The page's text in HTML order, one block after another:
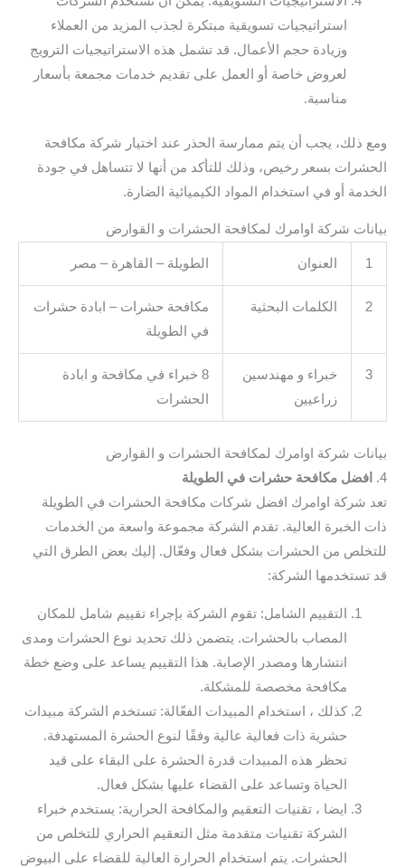
استراتيجيات تسويقية مبتكرة لجذب المزيد من العملاء
وزيادة حجم الأعمال. قد تشمل هذه الاستراتيجيات الترويج
لعروض خاصة أو العمل على تقديم خدمات مجمعة بأسعار
مناسبة.
ومع ذلك، يجب أن يتم ممارسة الحذر عند اختيار شركة مكافحة
الحشرات بسعر رخيص، وذلك للتأكد من أنها لا تتساهل في جودة
الخدمة أو في استخدام المواد الكيميائية الضارة.
بيانات شركة اوامرك لمكافحة الحشرات و القوارض
1 العنوان الطويلة – القاهرة – مصر
2 الكلمات البحثية
مكافحة حشرات – ابادة حشرات
في الطويلة
3
خبراء و مهندسين
زراعيين
8 خبراء في مكافحة و ابادة
الحشرات
بيانات شركة اوامرك لمكافحة الحشرات و القوارض
4.
افضل مكافحة حشرات في الطويلة
تعد شركة اوامرك افضل شركات مكافحة الحشرات في الطويلة
ذات الخبرة العالية. تقدم الشركة مجموعة واسعة من الخدمات
للتخلص من الحشرات بشكل فعال وفعّال. إليك بعض الطرق التي
قد تستخدمها الشركة:
التقييم الشامل: تقوم الشركة بإجراء تقييم شامل للمكان
المصاب بالحشرات. يتضمن ذلك تحديد نوع الحشرات ومدى
انتشارها ومصدر الإصابة. هذا التقييم يساعد على وضع خطة
مكافحة مخصصة للمشكلة.
كذلك ، استخدام المبيدات الفعّالة: تستخدم الشركة مبيدات
حشرية ذات فعالية عالية وفقًا لنوع الحشرة المستهدفة.
تحظر هذه المبيدات قدرة الحشرة على البقاء على قيد
الحياة وتساعد على القضاء عليها بشكل فعال.
ايضا ، تقنيات التعقيم والمكافحة الحرارية: يستخدم خبراء
الشركة تقنيات متقدمة مثل التعقيم الحراري للتخلص من
الحشرات. يتم استخدام الحرارة العالية للقضاء على البيوض